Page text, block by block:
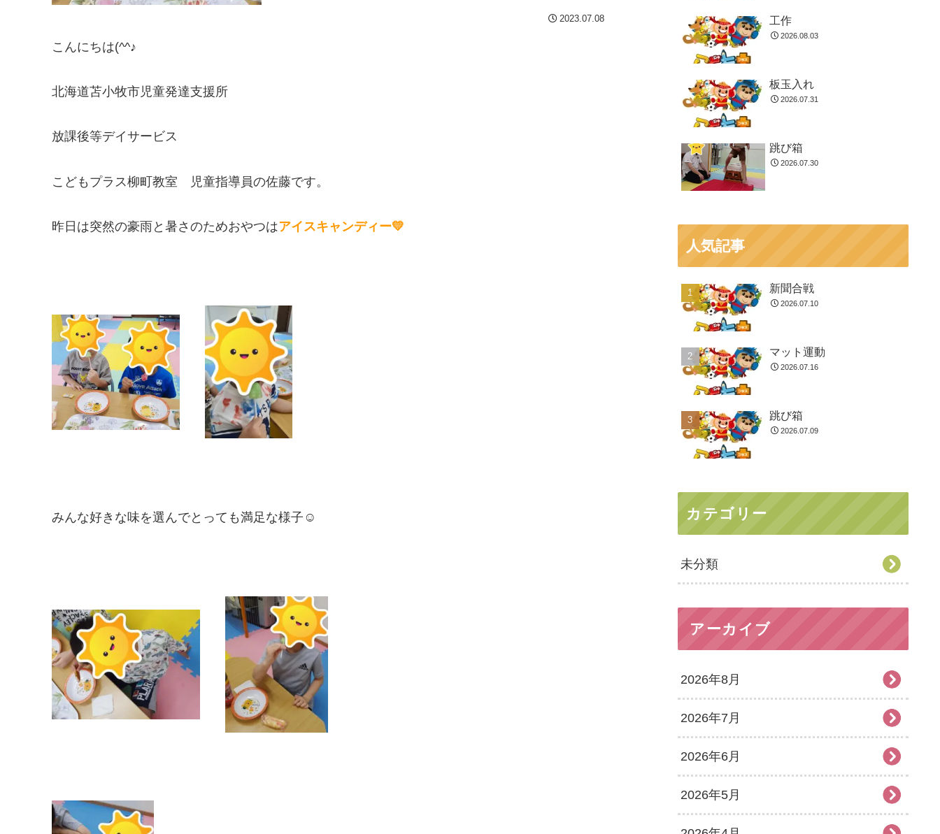
2023.07.08
こんにちは(^^♪
北海道苫小牧市児童発達支援所
放課後等デイサービス
こどもプラス柳町教室 児童指導員の佐藤です。
昨日は突然の豪雨と暑さのためおやつはアイスキャンディー💛
みんな好きな味を選んでとっても満足な様子☺
工作
2026.08.03
板玉入れ
2026.07.31
跳び箱
2026.07.30
人気記事
新聞合戦
2026.07.10
マット運動
2026.07.16
跳び箱
2026.07.09
カテゴリー
未分類
アーカイブ
2026年8月
2026年7月
2026年6月
2026年5月